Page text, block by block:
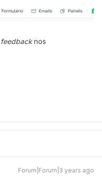
feedbacknos
Forum|Forum|3 years ago